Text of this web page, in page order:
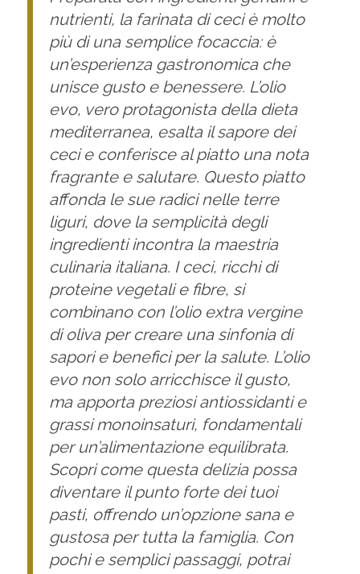
nutrienti, la farinata di ceci è molto
più di una semplice focaccia: è
un’esperienza gastronomica che
unisce gusto e benessere. L’olio
evo, vero protagonista della dieta
mediterranea, esalta il sapore dei
ceci e conferisce al piatto una nota
fragrante e salutare. Questo piatto
affonda le sue radici nelle terre
liguri, dove la semplicità degli
ingredienti incontra la maestria
culinaria italiana. I ceci, ricchi di
proteine vegetali e fibre, si
combinano con l’olio extra vergine
di oliva per creare una sinfonia di
sapori e benefici per la salute. L’olio
evo non solo arricchisce il gusto,
ma apporta preziosi antiossidanti e
grassi monoinsaturi, fondamentali
per un’alimentazione equilibrata.
Scopri come questa delizia possa
diventare il punto forte dei tuoi
pasti, offrendo un’opzione sana e
gustosa per tutta la famiglia. Con
pochi e semplici passaggi, potrai